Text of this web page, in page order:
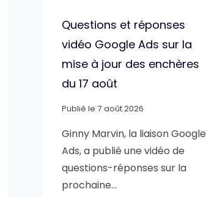
Questions et réponses
vidéo Google Ads sur la
mise à jour des enchères
du 17 août
Publié le 7 août 2026
Ginny Marvin, la liaison Google
Ads, a publié une vidéo de
questions-réponses sur la
prochaine…